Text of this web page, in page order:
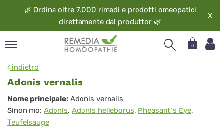
🌿 Ordina oltre 7.000 rimedi e prodotti omeopatici
direttamente dal produttor 🌿
X
0
indietro
Adonis vernalis
Adonis
vernalis
Nome principale: Adonis vernalis
Sinonimo: Adonis, Adonis helleborus, Pheasant´s Eye,
Teufelsauge